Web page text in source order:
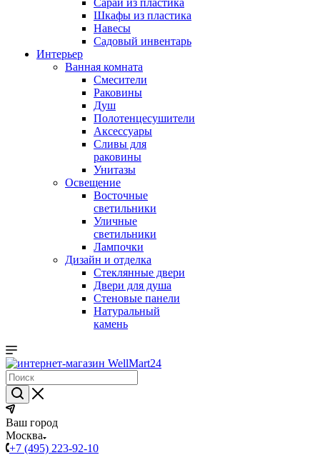
Сараи из пластика
Шкафы из пластика
Навесы
Садовый инвентарь
Интерьер
Ванная комната
Смесители
Раковины
Душ
Полотенцесушители
Аксессуары
Сливы для
раковины
Унитазы
Освещение
Восточные
светильники
Уличные
светильники
Лампочки
Дизайн и отделка
Стеклянные двери
Двери для душа
Стеновые панели
Натуральный
камень
Ваш город
Москва
+7 (495) 223-92-10